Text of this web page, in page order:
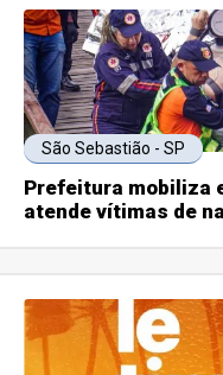
São Sebastião - SP
Prefeitura mobiliza
atende vítimas de